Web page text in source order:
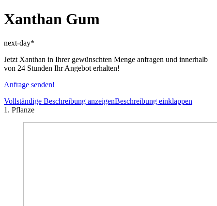
Xanthan Gum
next-day*
Jetzt Xanthan in Ihrer gewünschten Menge anfragen und innerhalb
von 24 Stunden Ihr Angebot erhalten!
Anfrage senden!
Vollständige Beschreibung anzeigenBeschreibung einklappen
1. Pflanze